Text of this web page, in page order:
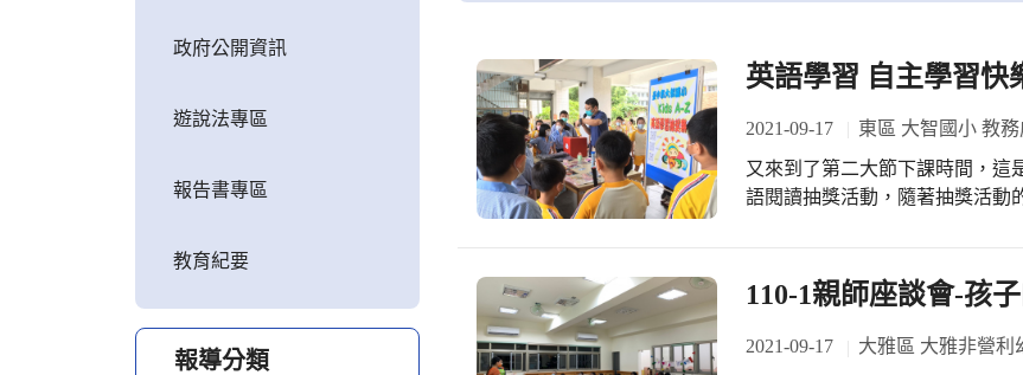
政府公開資訊
遊說法專區
報告書專區
教育紀要
報導分類
英語學習 自主學習快
2021-09-17 東區 大智國小 教
又來到了第二大節下課時間，這
語閱讀抽獎活動，隨著抽獎活動
校長大力支持英語教學，鼓勵老
程更有興趣，更要感謝家長會贊
110-1親師座談會-孩
2021-09-17 大雅區 大雅非營利